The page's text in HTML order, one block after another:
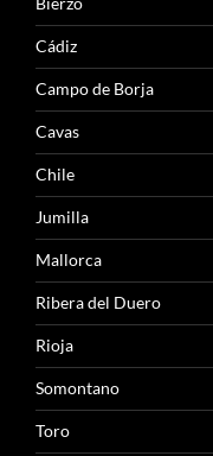
Cádiz
Campo de Borja
Cavas
Chile
Jumilla
Mallorca
Ribera del Duero
Rioja
Somontano
Toro